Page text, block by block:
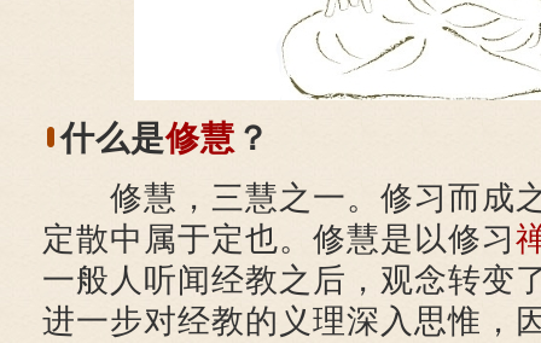
什么是修慧 ？
修慧，三慧之一。修习而成
定散中属于定也。修慧是以修习
一般人听闻经教之后，观念转变
进一步对经教的义理深入思惟，